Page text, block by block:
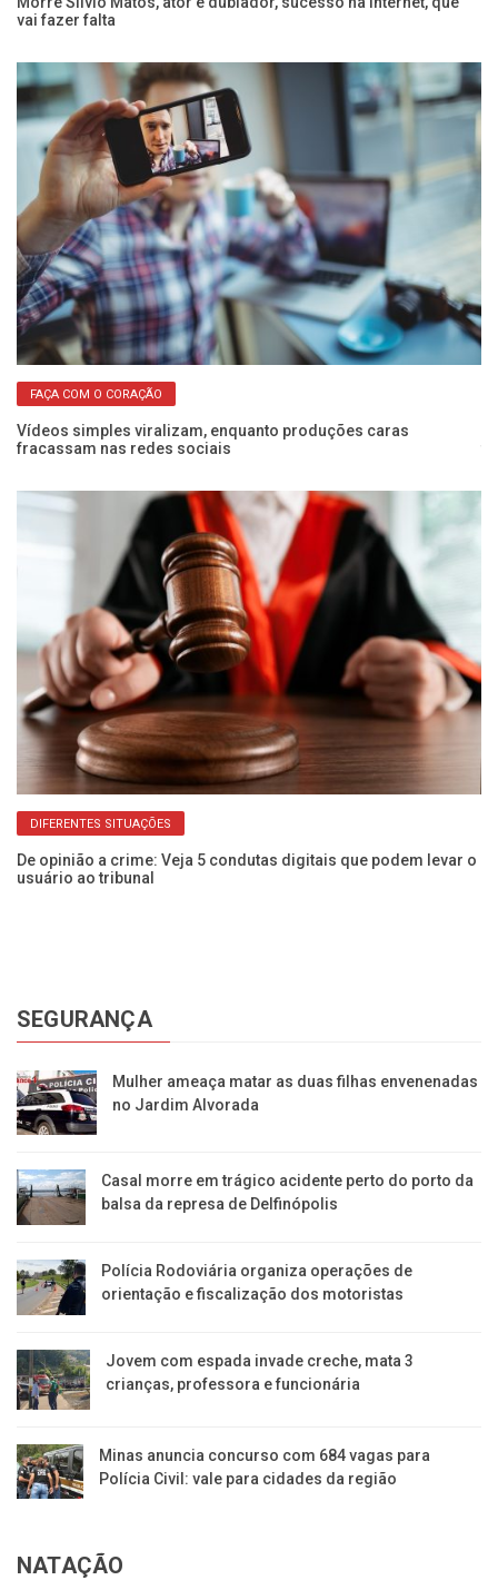
vai fazer falta
FAÇA COM O CORAÇÃO
Vídeos simples viralizam, enquanto produções caras
fracassam nas redes sociais
DIFERENTES SITUAÇÕES
De opinião a crime: Veja 5 condutas digitais que podem levar o
usuário ao tribunal
SEGURANÇA
Mulher ameaça matar as duas filhas envenenadas
no Jardim Alvorada
Casal morre em trágico acidente perto do porto da
balsa da represa de Delfinópolis
Polícia Rodoviária organiza operações de
orientação e fiscalização dos motoristas
Jovem com espada invade creche, mata 3
crianças, professora e funcionária
Minas anuncia concurso com 684 vagas para
Polícia Civil: vale para cidades da região
NATAÇÃO